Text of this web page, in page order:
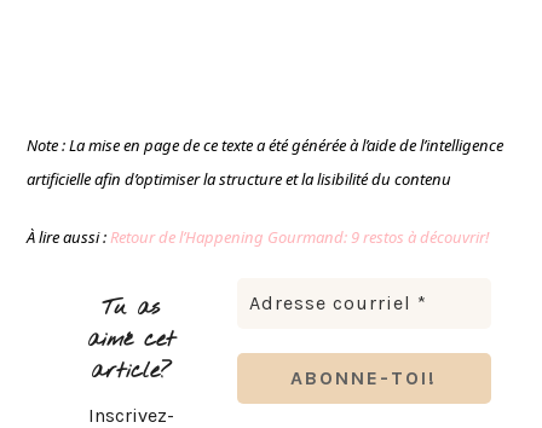
Note : La mise en page de ce texte a été générée à l’aide de l’intelligence
artificielle afin d’optimiser la structure et la lisibilité du contenu
À lire aussi :Retour de l’Happening Gourmand: 9 restos à découvrir!
Tu as
aimé cet
article?
Inscrivez-